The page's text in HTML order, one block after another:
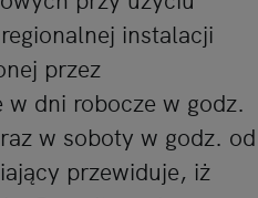
instalacji
przez
dni robocze w godz.
w soboty w godz. od
przewiduje, iż